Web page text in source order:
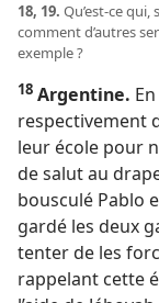
18, 19. Qu’est-​ce
comment d’autres
exemple ?
18 Argentine.
respectivement
leur école pour
de salut au
bousculé Pablo
gardé les deux
tenter de les
rappelant cette